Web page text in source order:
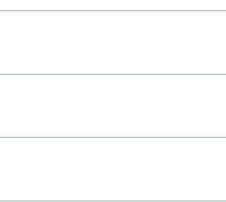
入金額が8000円以下の場合、配送料は330円で
良いお品でも経年による小さな傷汚れがある場
けいたします。 備考欄に”無料ギフトラッピン